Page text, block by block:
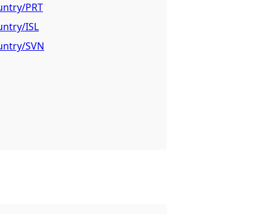
PRT
ISL
SVN
for opprettelsen av datasettet.